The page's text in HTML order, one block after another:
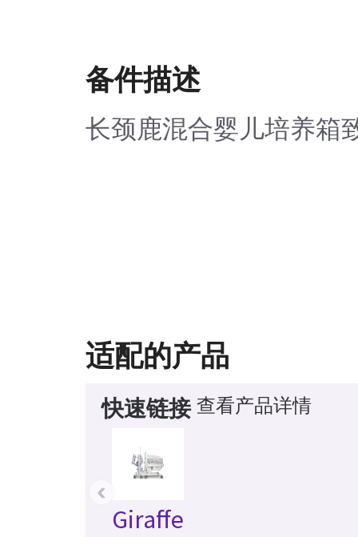
备件描述
长颈鹿混合婴儿培养箱
适配的产品
快速链接 查看产品详情
Giraffe
‹